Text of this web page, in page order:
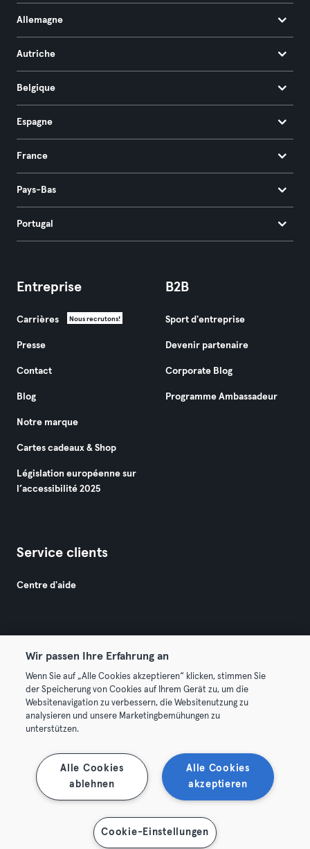
Allemagne
Autriche
Belgique
Espagne
France
Pays-Bas
Portugal
Entreprise
Carrières Nous recrutons!
Presse
Contact
Blog
Notre marque
Cartes cadeaux & Shop
Législation européenne sur
l’accessibilité 2025
B2B
Sport d'entreprise
Devenir partenaire
Corporate Blog
Programme Ambassadeur
Service clients
Centre d'aide
© 2026 Urban Sports Group GmbH. All rights reserved.
Conditions générales Politique de confidentialité
Mentions légales
Se rétracter ici
Wir passen Ihre Erfahrung an
Wenn Sie auf „Alle Cookies akzeptieren“ klicken, stimmen Sie
der Speicherung von Cookies auf Ihrem Gerät zu, um die
Websitenavigation zu verbessern, die Websitenutzung zu
analysieren und unsere Marketingbemühungen zu
unterstützen.
Alle Cookies
akzeptieren
Alle Cookies
ablehnen
Cookie-Einstellungen